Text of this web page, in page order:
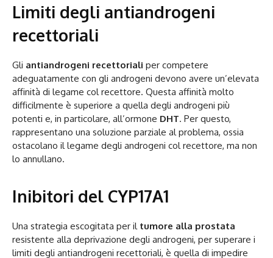
Limiti degli antiandrogeni
recettoriali
Gli antiandrogeni recettoriali per competere
adeguatamente con gli androgeni devono avere un’elevata
affinità di legame col recettore. Questa affinità molto
difficilmente è superiore a quella degli androgeni più
potenti e, in particolare, all’ormone DHT. Per questo,
rappresentano una soluzione parziale al problema, ossia
ostacolano il legame degli androgeni col recettore, ma non
lo annullano.
Inibitori del CYP17A1
Una strategia escogitata per il tumore alla prostata
resistente alla deprivazione degli androgeni, per superare i
limiti degli antiandrogeni recettoriali, è quella di impedire